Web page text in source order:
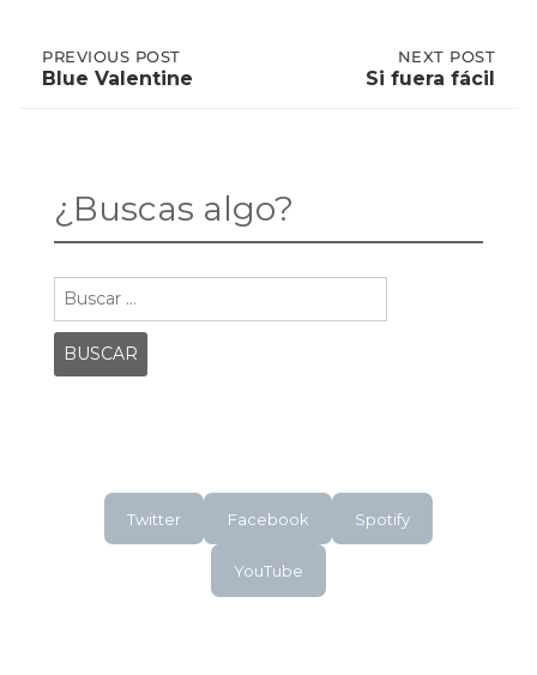
Post
PREVIOUS
POST:
PREVIOUS POST
Blue Valentine
NEXT POST
Si fuera fácil
¿Buscas algo?
Twitter Facebook Spotify
YouTube